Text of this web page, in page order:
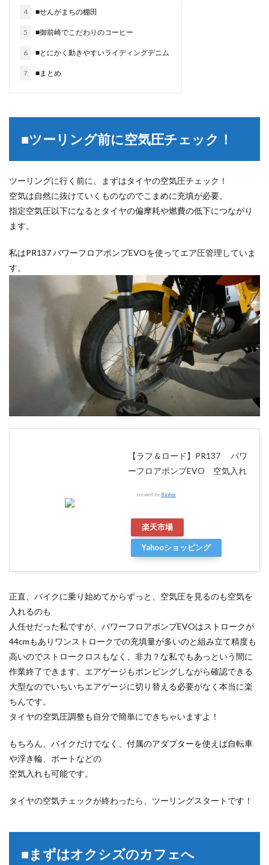
4 ■せんがまちの棚田
5 ■御前崎でこだわりのコーヒー
6 ■とにかく動きやすいライディングデニム
7 ■まとめ
■ツーリング前に空気圧チェック！
ツーリングに行く前に、まずはタイヤの空気圧チェック！
空気は自然に抜けていくものなのでこまめに充填が必要。
指定空気圧以下になるとタイヤの偏摩耗や燃費の低下につながり
ます。
私はPR137 パワーフロアポンプEVOを使ってエア圧管理していま
す。
【ラフ＆ロード】PR137 パワ
ーフロアポンプEVO 空気入れ
created by Rinker
楽天市場
Yahooショッピング
正直、バイクに乗り始めてからずっと、空気圧を見るのも空気を
入れるのも
人任せだった私ですが、パワーフロアポンプEVOはストロークが
44cmもありワンストロークでの充填量が多いのと組み立て精度も
高いのでストロークロスもなく、非力？な私でもあっという間に
作業終了できます。エアゲージもポンピングしながら確認できる
大型なのでいちいちエアゲージに切り替える必要がなく本当に楽
ちんです。
タイヤの空気圧調整も自分で簡単にできちゃいますよ！
もちろん、バイクだけでなく、付属のアダプターを使えば自転車
や浮き輪、ボートなどの
空気入れも可能です。
タイヤの空気チェックが終わったら、ツーリングスタートです！
■まずはオクシズのカフェへ